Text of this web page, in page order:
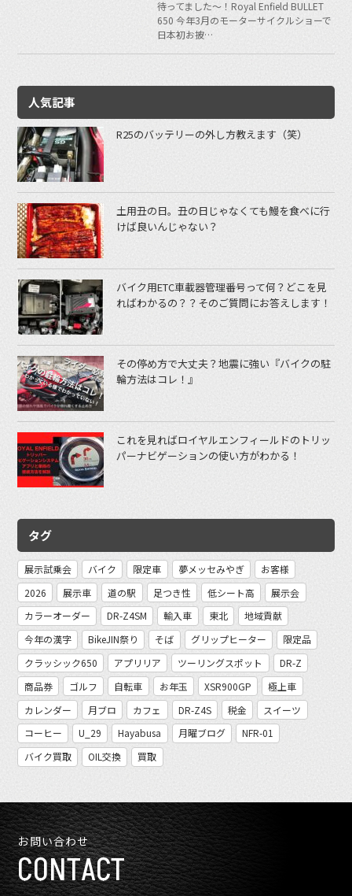
待ってました〜！Royal Enfield BULLET
650 今年3月のモーターサイクルショーで
日本初お披…
人気記事
R25のバッテリーの外し方教えます（笑）
土用丑の日。丑の日じゃなくても鰻を食べに行
けば良いんじゃない？
バイク用ETC車載器管理番号って何？どこを見
ればわかるの？？そのご質問にお答えします！
その停め方で大丈夫？地震に強い『バイクの駐
輪方法はコレ！』
これを見ればロイヤルエンフィールドのトリッ
パーナビゲーションの使い方がわかる！
タグ
展示試乗会 バイク 限定車 夢メッセみやぎ
お客様
2026
展示車 道の駅 足つき性 低シート高
展示会
カラーオーダー
DR-Z4SM 輸入車 東北
地域貢献
今年の漢字
BikeJIN祭り そば グリップヒーター
限定品
クラッシック650
アプリリア ツーリングスポット
DR-Z
商品券
ゴルフ 自転車 お年玉 XSR900GP
極上車
カレンダー
月ブロ カフェ DR-Z4S 税金
スイーツ
コーヒー
U_29 Hayabusa 月曜ブログ
NFR-01
バイク買取
OIL交換 買取
お問い合わせ
CONTACT